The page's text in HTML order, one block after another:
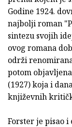
Godine 1924.
najbolji roman
sintezu svojih
ovog romana
održi
potom
(1927) koja i
književnih
Forster je pisao